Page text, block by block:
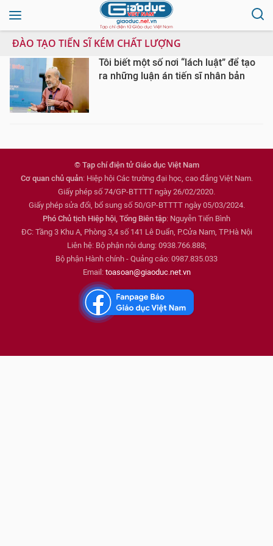
ĐÀO TẠO TIẾN SĨ KÉM CHẤT LƯỢNG
Tôi biết một số nơi “lách luật” để tạo
ra những luận án tiến sĩ nhân bản
© Tạp chí điện tử Giáo dục Việt Nam
Cơ quan chủ quản: Hiệp hội Các trường đại học, cao đẳng Việt Nam.
Giấy phép số 74/GP-BTTTT ngày 26/02/2020.
Giấy phép sửa đổi, bổ sung số 50/GP-BTTTT ngày 05/03/2024.
Phó Chủ tịch Hiệp hội, Tổng Biên tập: Nguyễn Tiến Bình
ĐC: Tầng 3 Khu A, Phòng 3,4 số 141 Lê Duẩn, P.Cửa Nam, TP.Hà Nội
Liên hệ: Bộ phận nội dung: 0938.766.888;
Bộ phận Hành chính - Quảng cáo: 0987.835.033
Email: toasoan@giaoduc.net.vn